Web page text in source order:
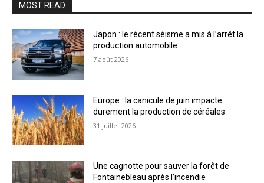
MOST READ
Japon : le récent séisme a mis à l’arrêt la
production automobile
7 août 2026
Europe : la canicule de juin impacte
durement la production de céréales
31 juillet 2026
Une cagnotte pour sauver la forêt de
Fontainebleau après l’incendie